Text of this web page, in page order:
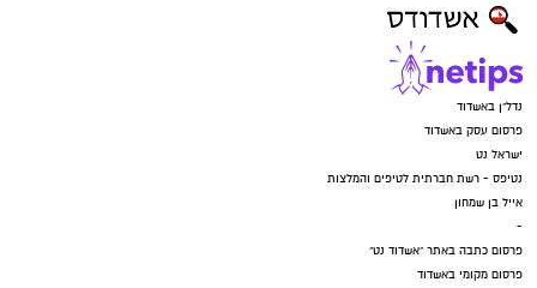
נדל"ן באשדוד
פרסום עסק באשדוד
ישראל נט
נטיפס - רשת חברתית לטיפים והמלצות
אייל בן שמחון
-
פרסום כתבה באתר "אשדוד נט"
פרסום מקומי באשדוד